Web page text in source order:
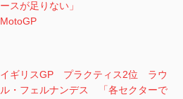
ースが足りない」
MotoGP
イギリスGP プラクティス2位 ラウ
ル・フェルナンデス 「各セクターで